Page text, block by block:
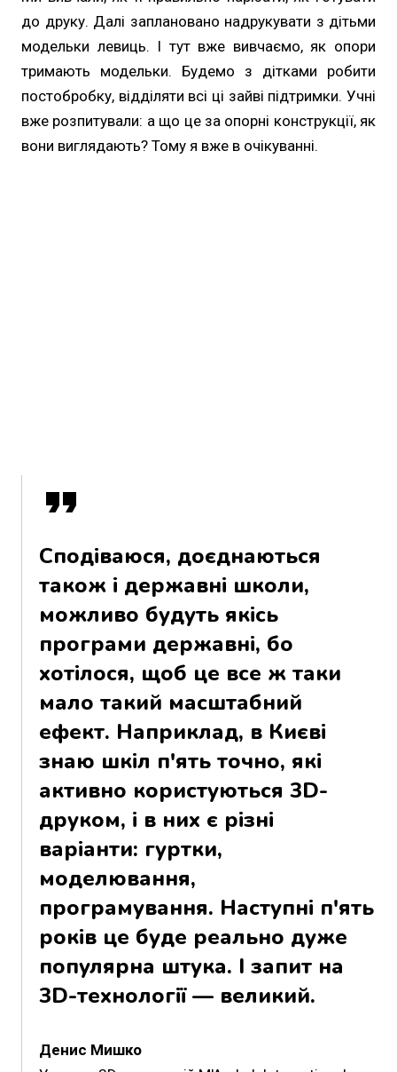
до друку. Далі заплановано надрукувати з дітьми
модельки левиць. І тут вже вивчаємо, як опори
тримають модельки. Будемо з дітками робити
постобробку, відділяти всі ці зайві підтримки. Учні
вже розпитували: а що це за опорні конструкції, як
вони виглядають? Тому я вже в очікуванні.
Сподіваюся, доєднаються
також і державні школи,
можливо будуть якісь
програми державні, бо
хотілося, щоб це все ж таки
мало такий масштабний
ефект. Наприклад, в Києві
знаю шкіл п'ять точно, які
активно користуються 3D-
друком, і в них є різні
варіанти: гуртки,
моделювання,
програмування. Наступні п'ять
років це буде реально дуже
популярна штука. І запит на
3D-технології — великий.
Денис Мишко